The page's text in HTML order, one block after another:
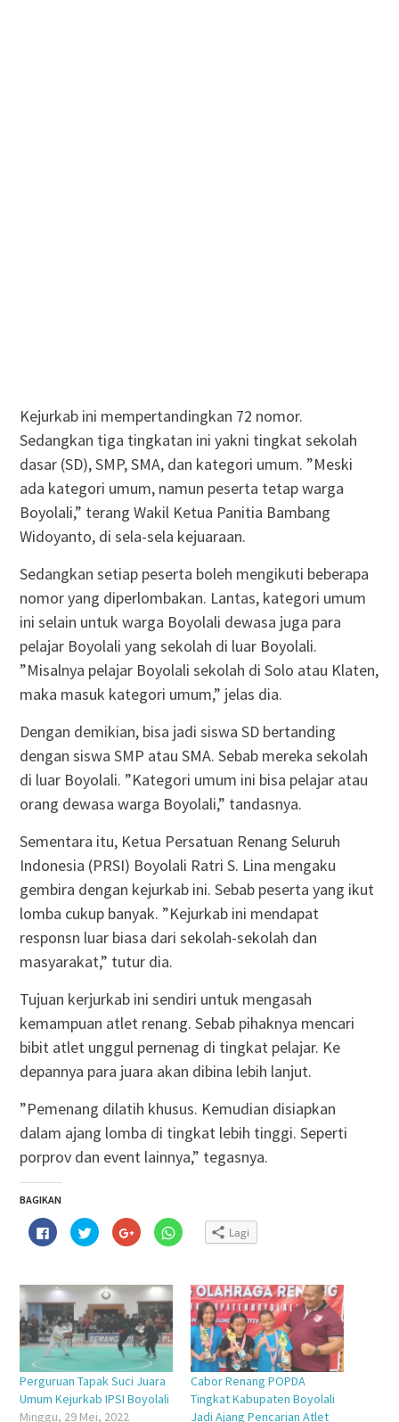
Kejurkab ini mempertandingkan 72 nomor.
Sedangkan tiga tingkatan ini yakni tingkat sekolah
dasar (SD), SMP, SMA, dan kategori umum. ”Meski
ada kategori umum, namun peserta tetap warga
Boyolali,” terang Wakil Ketua Panitia Bambang
Widoyanto, di sela-sela kejuaraan.
Sedangkan setiap peserta boleh mengikuti beberapa
nomor yang diperlombakan. Lantas, kategori umum
ini selain untuk warga Boyolali dewasa juga para
pelajar Boyolali yang sekolah di luar Boyolali.
”Misalnya pelajar Boyolali sekolah di Solo atau Klaten,
maka masuk kategori umum,” jelas dia.
Dengan demikian, bisa jadi siswa SD bertanding
dengan siswa SMP atau SMA. Sebab mereka sekolah
di luar Boyolali. ”Kategori umum ini bisa pelajar atau
orang dewasa warga Boyolali,” tandasnya.
Sementara itu, Ketua Persatuan Renang Seluruh
Indonesia (PRSI) Boyolali Ratri S. Lina mengaku
gembira dengan kejurkab ini. Sebab peserta yang ikut
lomba cukup banyak. ”Kejurkab ini mendapat
responsn luar biasa dari sekolah-sekolah dan
masyarakat,” tutur dia.
Tujuan kerjurkab ini sendiri untuk mengasah
kemampuan atlet renang. Sebab pihaknya mencari
bibit atlet unggul pernenag di tingkat pelajar. Ke
depannya para juara akan dibina lebih lanjut.
”Pemenang dilatih khusus. Kemudian disiapkan
dalam ajang lomba di tingkat lebih tinggi. Seperti
porprov dan event lainnya,” tegasnya.
BAGIKAN
Klik
untuk
membagikan
di
jendela
yang
baru)
Klik
untuk
berbagi
di
jendela
yang
baru)
Klik
untuk
berbagi
(Membuka
di
jendela
yang
baru)
Klik
untuk
jendela
yang
baru)
Lagi
Perguruan Tapak Suci Juara
Umum Kejurkab IPSI Boyolali
Minggu, 29 Mei, 2022
Cabor Renang POPDA
Tingkat Kabupaten Boyolali
Jadi Ajang Pencarian Atlet